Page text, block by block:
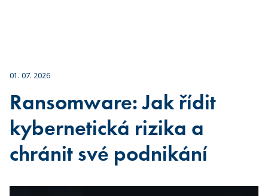
01. 07. 2026
Ransomware: Jak řídit
kybernetická rizika a
chránit své podnikání